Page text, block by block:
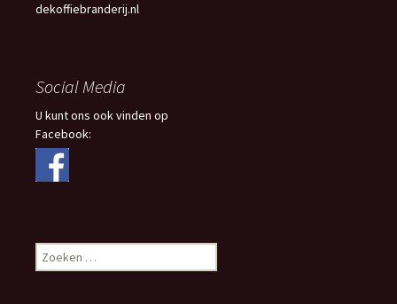
dekoffiebranderij.nl
Social Media
U kunt ons ook vinden op
Facebook:
Zoeken
naar: